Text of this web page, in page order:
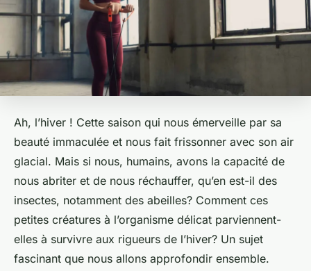
Ah, l’hiver ! Cette saison qui nous émerveille par sa
beauté immaculée et nous fait frissonner avec son air
glacial. Mais si nous, humains, avons la capacité de
nous abriter et de nous réchauffer, qu’en est-il des
insectes, notamment des abeilles? Comment ces
petites créatures à l’organisme délicat parviennent-
elles à survivre aux rigueurs de l’hiver? Un sujet
fascinant que nous allons approfondir ensemble.